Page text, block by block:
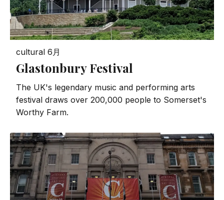
cultural 6月
Glastonbury Festival
The UK's legendary music and performing arts
festival draws over 200,000 people to Somerset's
Worthy Farm.